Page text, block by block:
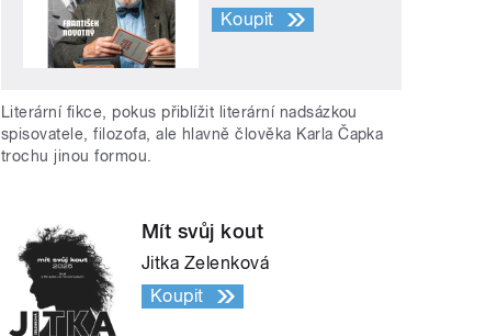
Koupit
Literární fikce, pokus přiblížit literární nadsázkou
spisovatele, filozofa, ale hlavně člověka Karla Čapka
trochu jinou formou.
Mít svůj kout
Jitka Zelenková
Koupit